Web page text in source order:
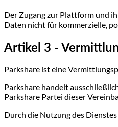
Der Zugang zur Plattform und
Daten nicht für kommerzielle,
Artikel 3 -
Parkshare ist eine
Parkshare handelt
Parkshare Partei dieser
Durch die Nutzung des